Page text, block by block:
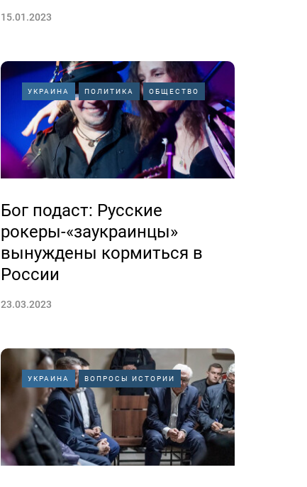
15.01.2023
УКРАИНА ПОЛИТИКА ОБЩЕСТВО
Бог подаст: Русские
рокеры-«заукраинцы»
вынуждены кормиться в
России
23.03.2023
УКРАИНА ВОПРОСЫ ИСТОРИИ